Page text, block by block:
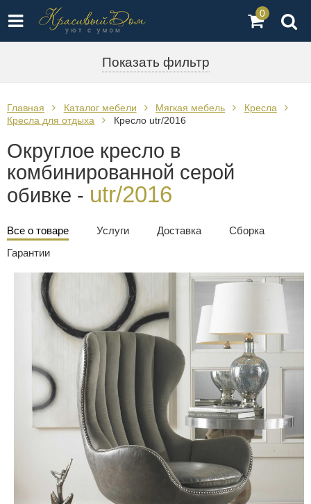
0
Показать фильтр
Главная Каталог мебели Мягкая мебель
Кресла
Кресла для отдыха
Кресло utr/2016
Округлое кресло в
комбинированной серой
обивке - utr/2016
Все о товаре Услуги Доставка
Сборка
Гарантии